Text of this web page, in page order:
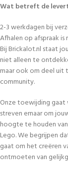
Wat betreft de
2-3 werkdagen bij
Afhalen op afspraak is
Bij Brickalot.nl staat
niet alleen te
maar ook om deel uit
community.
Onze toewijding gaat
streven ernaar om
hoogte te houden
Lego. We begrijpen
gaat om het creëren
ontmoeten van